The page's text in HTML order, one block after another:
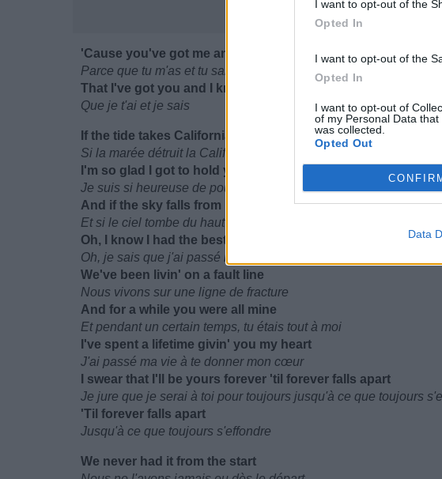
I want to opt-out of the
Opted In
I want to opt-out of the
Opted In
I want to opt-out of
of my Personal Data
was collected.
Opted Out
Data
'Cause you've got me and you know
Parce que tu m'as et tu sais
That I've got you and I know
Que je t'ai et je sais
If the tide takes California
Si la marée détruit la Californie
I'm so glad I got to hold ya
Je suis si heureuse de pouvoir te tenir dans mes bras
And if the sky falls from Heaven above
Et si le ciel tombe du haut des cieux
Oh, I know I had the best time fallin' into love
Oh, je sais que j'ai passé le meilleur moment en tombant
We've been livin' on a fault line
Nous vivons sur une ligne de fracture
And for a while you were all mine
Et pendant un certain temps, tu étais tout à moi
I've spent a lifetime givin' you my heart
J'ai passé ma vie à te donner mon cœur
I swear that I'll be yours forever 'til forever falls apart
Je jure que je serai à toi pour toujours jusqu'à ce que toujours
'Til forever falls apart
Jusqu'à ce que toujours s'effondre
We never had it from the start